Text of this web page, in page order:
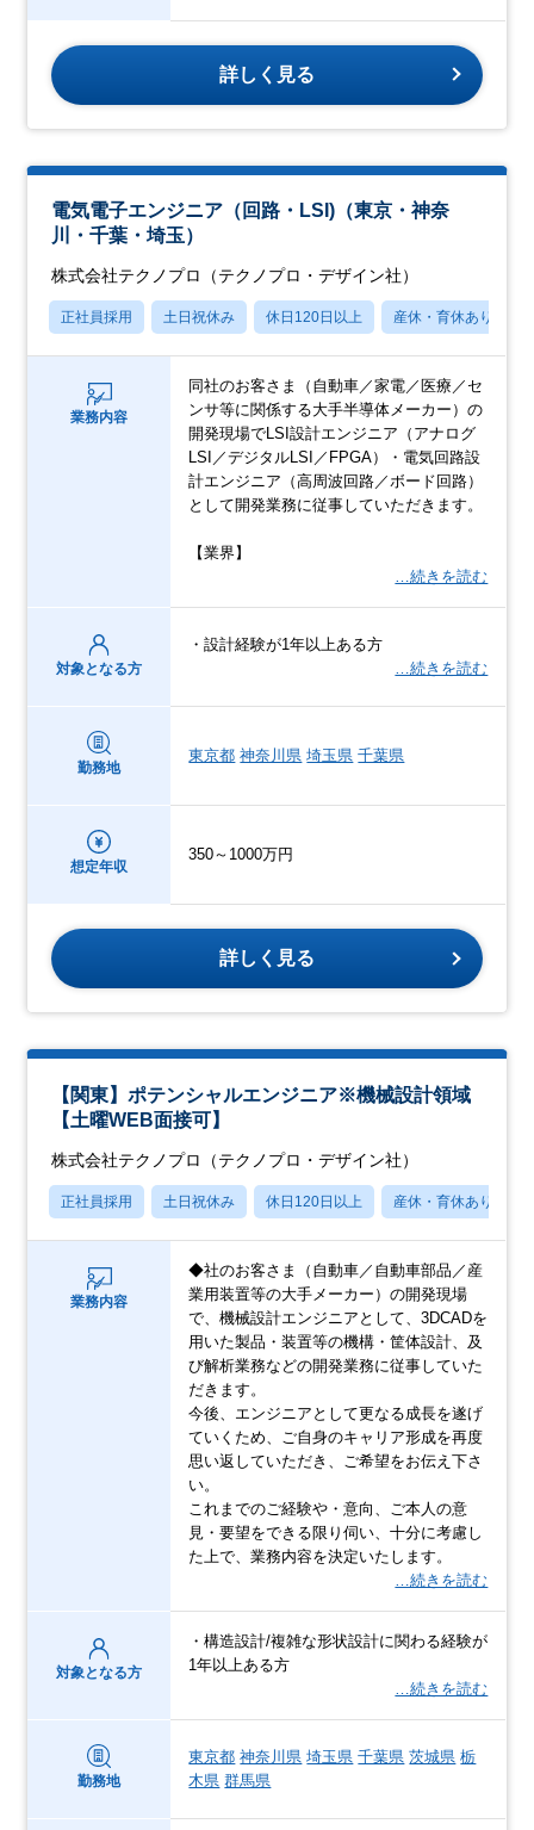
詳しく見る
電気電子エンジニア（回路・LSI)（東京・神奈
川・千葉・埼玉）
株式会社テクノプロ（テクノプロ・デザイン社）
正社員採用 土日祝休み 休日120日以上 産休・育休あり
業務内容
同社のお客さま（自動車／家電／医療／セ
ンサ等に関係する大手半導体メーカー）の
開発現場でLSI設計エンジニア（アナログ
LSI／デジタルLSI／FPGA）・電気回路設
計エンジニア（高周波回路／ボード回路）
として開発業務に従事していただきます。
【業界】
…続きを読む
対象となる方
・設計経験が1年以上ある方
…続きを読む
勤務地
東京都 神奈川県 埼玉県 千葉県
想定年収
350～1000万円
詳しく見る
【関東】ポテンシャルエンジニア※機械設計領域
【土曜WEB面接可】
株式会社テクノプロ（テクノプロ・デザイン社）
正社員採用 土日祝休み 休日120日以上 産休・育休あり
業務内容
◆社のお客さま（自動車／自動車部品／産
業用装置等の大手メーカー）の開発現場
で、機械設計エンジニアとして、3DCADを
用いた製品・装置等の機構・筐体設計、及
び解析業務などの開発業務に従事していた
だきます。
今後、エンジニアとして更なる成長を遂げ
ていくため、ご自身のキャリア形成を再度
思い返していただき、ご希望をお伝え下さ
い。
これまでのご経験や・意向、ご本人の意
見・要望をできる限り伺い、十分に考慮し
た上で、業務内容を決定いたします。
…続きを読む
対象となる方
・構造設計/複雑な形状設計に関わる経験が
1年以上ある方
…続きを読む
勤務地
東京都 神奈川県 埼玉県 千葉県 茨城県 栃
木県 群馬県